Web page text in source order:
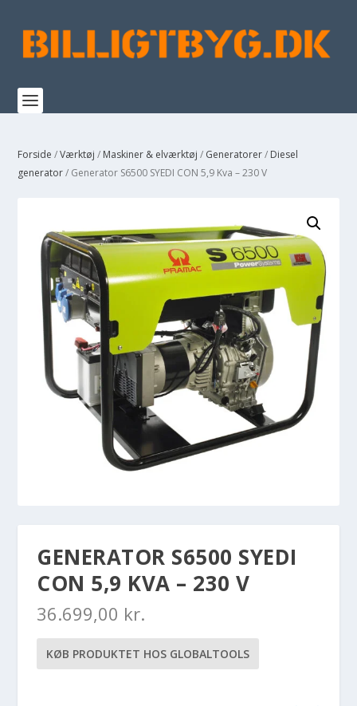
Forside /Værktøj / Maskiner & elværktøj / Generatorer/ Diesel
generator/ Generator S6500 SYEDI CON 5,9 Kva – 230 V
GENERATOR S6500 SYEDI
CON 5,9 KVA – 230 V
36.699,00 kr.
KØB PRODUKTET HOS GLOBALTOOLS